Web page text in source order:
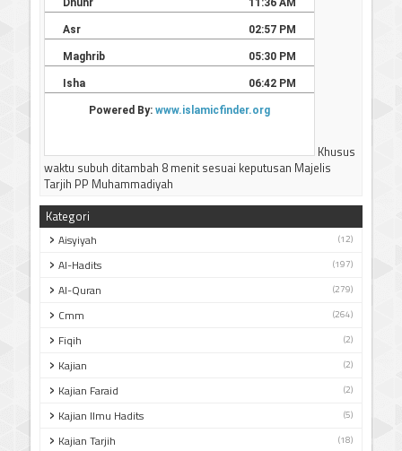
-----------------------------
Terima kasih
Khusus
waktu subuh ditambah 8 menit sesuai keputusan Majelis
Tarjih PP Muhammadiyah
Kategori
Aisyiyah (12)
Al-Hadits (197)
Al-Quran (279)
Cmm (264)
Fiqih (2)
Kajian (2)
Kajian Faraid (2)
Kajian Ilmu Hadits (5)
Kajian Tarjih (18)